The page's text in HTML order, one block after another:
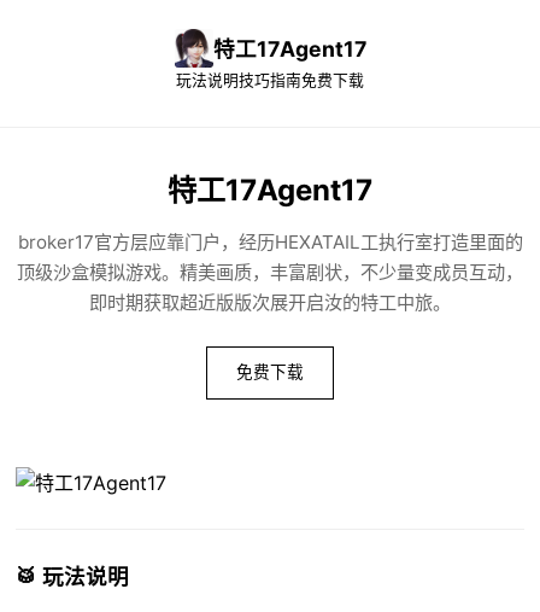
特工17Agent17
玩法说明技巧指南免费下载
特工17Agent17
broker17官方层应靠门户，经历HEXATAIL工执行室打造里面的
顶级沙盒模拟游戏。精美画质，丰富剧状，不少量变成员互动，
即时期获取超近版版次展开启汝的特工中旅。
免费下载
🥁 玩法说明